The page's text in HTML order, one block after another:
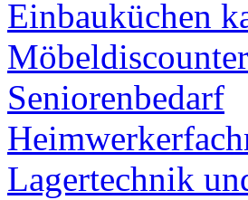
Einbauküchen
Seniorenbedarf
Lagertechnik